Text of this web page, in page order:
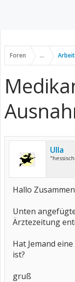
Foren ...
Ulla
Hallo
Unten
Ärztezeitung
Hat Jemand
ist?
gruß